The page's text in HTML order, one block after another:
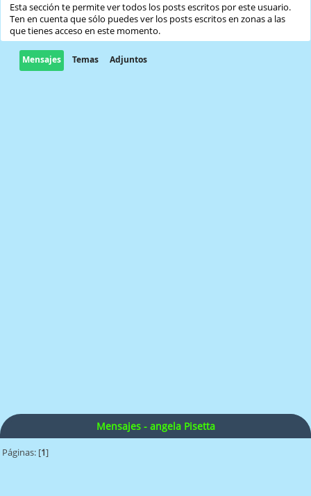
Esta sección te permite ver todos los posts escritos por este usuario.
Ten en cuenta que sólo puedes ver los posts escritos en zonas a las
que tienes acceso en este momento.
Mensajes Temas Adjuntos
Mensajes - angela Pisetta
Páginas: [1]